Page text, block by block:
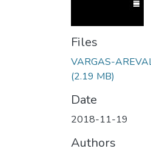
Files
VARGAS-
(2.19 MB)
Date
2018-11-19
Authors